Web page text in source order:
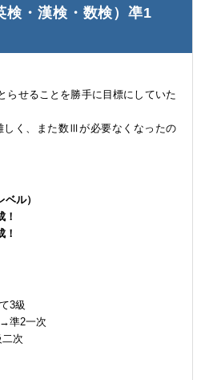
検・漢検・数検）凖1
らせることを勝手に目標にしていた
しく、また数Ⅲが必要なくなったの
ル）
3級
準2一次
次